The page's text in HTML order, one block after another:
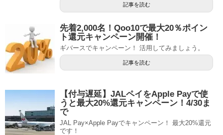
記事を読む
先着2,000名！Qoo10で最大20％ポイン
ト還元キャンペーン開催！
ギバースでキャンペーン！ 活用してみましょう。
記事を読む
【付与遅延】JALペイをApple Payで使
うと最大20%還元キャンペーン！4/30ま
で
JAL Pay×Apple Payでキャンペーン！ 最大20%還元
です！